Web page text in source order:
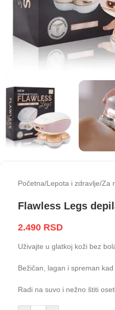
Početna/Lepota i zdravlje/Za
Flawless Legs
2.490 RSD
Uživajte u glatkoj koži bez
Bežičan, lagan i spreman
Radi na suvo i nežno štiti